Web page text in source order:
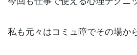
私も元々はコミュ障でその場か